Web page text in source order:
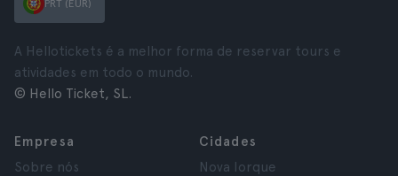
PRT (EUR)
A Hellotickets é a melhor forma de reservar tours e
atividades em todo o mundo.
© Hello Ticket, SL.
Empresa
Sobre nós
Cidades
Nova Iorque